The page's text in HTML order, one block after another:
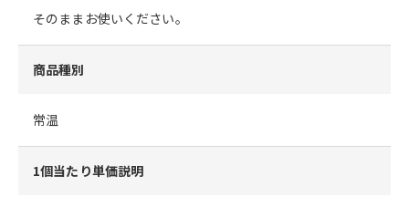
そのままお使いください。
商品種別
常温
1個当たり単価説明